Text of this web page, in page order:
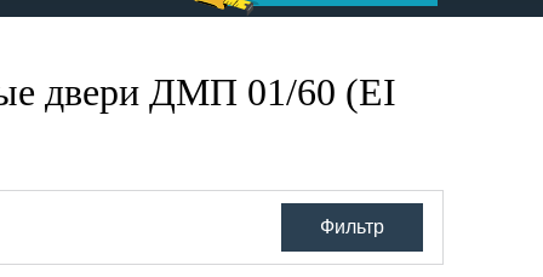
двери ДМП 01/60 (EI
Фильтр